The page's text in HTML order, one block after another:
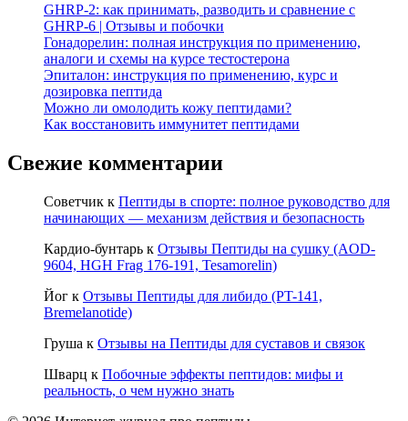
GHRP-2: как принимать, разводить и сравнение с
GHRP-6 | Отзывы и побочки
Гонадорелин: полная инструкция по применению,
аналоги и схемы на курсе тестостерона
Эпиталон: инструкция по применению, курс и
дозировка пептида
Можно ли омолодить кожу пептидами?
Как восстановить иммунитет пептидами
Свежие комментарии
Советчик к Пептиды в спорте: полное руководство для
начинающих — механизм действия и безопасность
Кардио-бунтарь к Отзывы Пептиды на сушку (AOD-
9604, HGH Frag 176-191, Tesamorelin)
Йог к Отзывы Пептиды для либидо (PT-141,
Bremelanotide)
Груша к Отзывы на Пептиды для суставов и связок
Шварц к Побочные эффекты пептидов: мифы и
реальность, о чем нужно знать